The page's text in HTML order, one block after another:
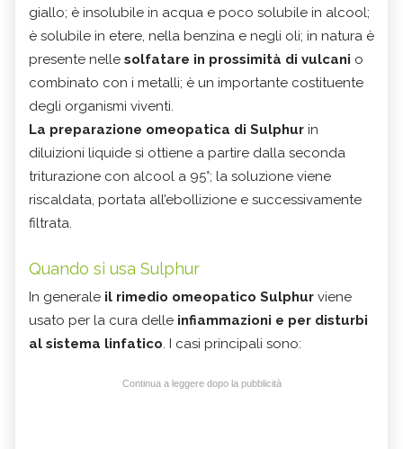
giallo; è insolubile in acqua e poco solubile in alcool;
è solubile in etere, nella benzina e negli oli; in natura è
presente nelle solfatare in prossimità di vulcani o
combinato con i metalli; è un importante costituente
degli organismi viventi.
La preparazione omeopatica di Sulphur in
diluizioni liquide si ottiene a partire dalla seconda
triturazione con alcool a 95°; la soluzione viene
riscaldata, portata all’ebollizione e successivamente
filtrata.
Quando si usa Sulphur
In generale il rimedio omeopatico Sulphur viene
usato per la cura delle infiammazioni e per disturbi
al sistema linfatico. I casi principali sono:
Continua a leggere dopo la pubblicità